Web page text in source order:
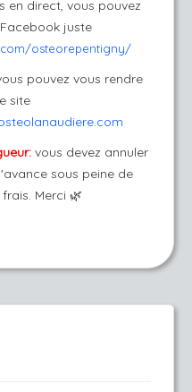
en direct, vous pouvez
juste
osteorepentigny/
pouvez vous rendre
site
vous devez annuler
sous peine de
Merci 🌿